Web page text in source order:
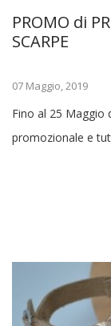
PROMO di
SCARPE
07 Maggio, 2019
Fino al 25 Maggio
promozionale e